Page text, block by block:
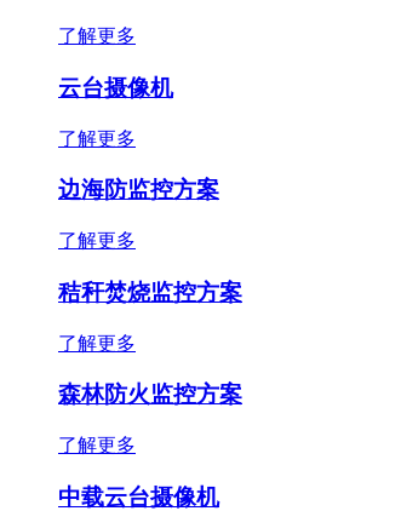
了解更多
云台摄像机
了解更多
边海防监控方案
了解更多
秸秆焚烧监控方案
了解更多
森林防火监控方案
了解更多
中载云台摄像机